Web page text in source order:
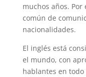
muchos años. Por
común de
nacionalidades.
El inglés está
el mundo, con
hablantes en